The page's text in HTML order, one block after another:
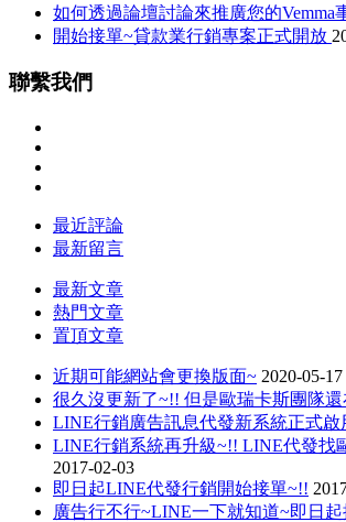
如何透過論壇討論來推廣您的Vemma
開始接單~貸款業行銷專案正式開放
聯繫我們
最近評論
最新留言
最新文章
熱門文章
置頂文章
近期可能網站會更換版面~ 2020-05-17
很久沒更新了~!! 但是歐瑞卡斯團隊還
LINE行銷廣告訊息代發新系統正式啟
LINE行銷系統再升級~!! LINE代發找
2017-02-03
即日起LINE代發行銷開始接單~!!
廣告行不行~LINE一下就知道~即日